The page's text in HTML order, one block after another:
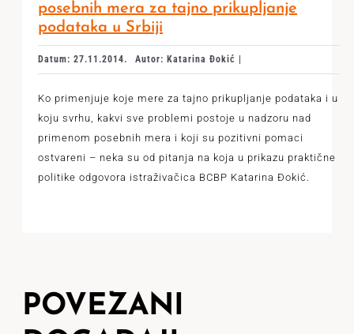
posebnih mera za tajno prikupljanje
podataka u Srbiji
Datum: 27.11.2014. Autor: Katarina Đokić |
Ko primenjuje koje mere za tajno prikupljanje podataka i u
koju svrhu, kakvi sve problemi postoje u nadzoru nad
primenom posebnih mera i koji su pozitivni pomaci
ostvareni – neka su od pitanja na koja u prikazu praktične
politike odgovora istraživačica BCBP Katarina Đokić.
POVEZANI